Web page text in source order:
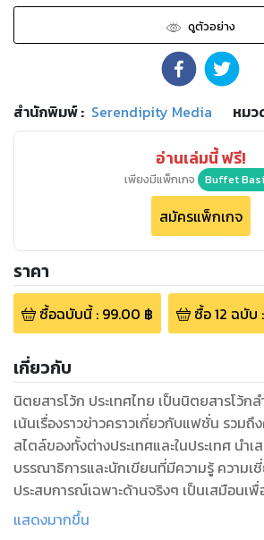
ดูตัวอย่าง
สำนักพิมพ์: Serendipity Media หม
อ่านเล่มนี้ ฟรี!
เพียงมีแพ็กเกจ Buffet
สมัครแพ็กเกจ
ราคา
ซื้อฉบับนี้: 99.00 ฿ ซื้อ12 ฉบับ :
เกี่ยวกับ
นิตยสารโว้ก ประเทศไทย เป็นนิตยสารโว้ก
เน้นเรื่องราวข่าวคราวเกี่ยวกับแฟชั่น รวมถึ
สไตล์ของทั้งต่างประเทศและในประเทศ นำ
บรรณาธิการและนักเขียนที่มีความรู้ ความเ
ประสบการณ์เฉพาะด้านจริงๆ เป็นเสมือน
ไทยที่จะคอยแนะนำข่าวสารข้อมูลพร้อมกับส
แสดงมากขึ้น